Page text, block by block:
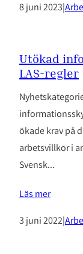
8 juni 2023
Utökad
LAS-regler
ökade krav på
arbetsvillkor i
Svensk…
Läs mer
3 juni 2022